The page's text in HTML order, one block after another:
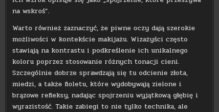
na wskroś”.
Warto również zaznaczyć, że piwne oczy dają szerokie
możliwości w kontekście makijażu. Wizażyści często
stawiają na kontrastu i podkreślenie ich unikalnego
koloru poprzez stosowanie różnych tonacji cieni.
Szczególnie dobrze sprawdzają się tu odcienie złota,
miedzi, a także fioletu, które wydobywają zielone i
brązowe refleksy, nadając spojrzeniu wyjątkową głębię i
wyrazistość. Takie zabiegi to nie tylko technika, ale